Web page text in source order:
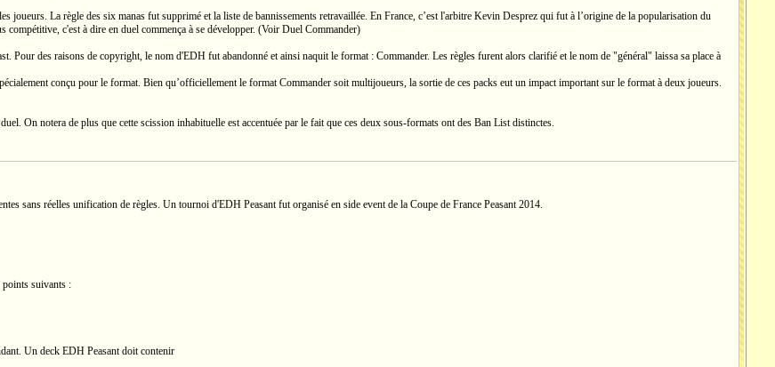
joueurs. La règle des six manas fut supprimé et la liste de bannissements retravaillée. En France, c’est l'arbitre Kevin Desprez qui fut à l’origine de la popularisation du
c'est à dire en duel commença à se développer. (Voir Duel Commander)
Pour des raisons de copyright, le nom d'EDH fut abandonné et ainsi naquit le format : Commander. Les règles furent alors clarifié et le nom de "général" laissa sa place à
conçu pour le format. Bien qu’officiellement le format Commander soit multijoueurs, la sortie de ces packs eut un impact important sur le format à deux joueurs.
On notera de plus que cette scission inhabituelle est accentuée par le fait que ces deux sous-formats ont des Ban List distinctes.
sans réelles unification de règles. Un tournoi d'EDH Peasant fut organisé en side event de la Coupe de France Peasant 2014.
points suivants :
Un deck EDH Peasant doit contenir